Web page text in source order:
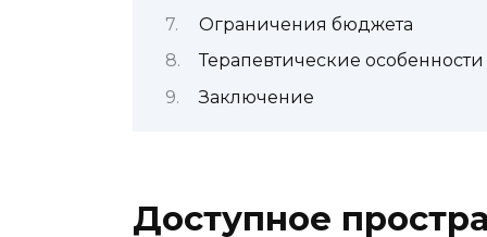
Ограничения бюджета
Терапевтические особенности
Заключение
Доступное